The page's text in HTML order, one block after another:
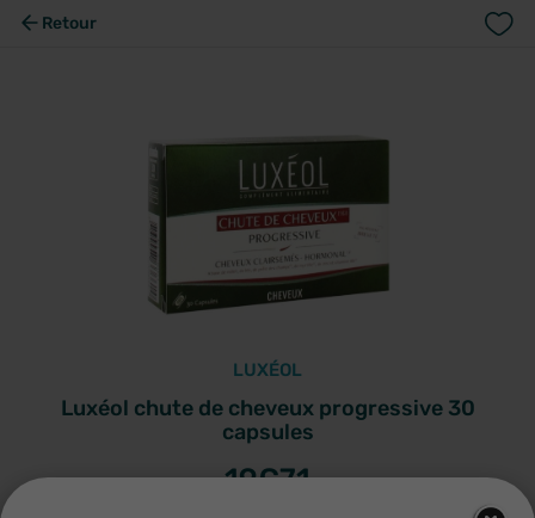
Retour
LUXÉOL
Luxéol chute de cheveux progressive 30
capsules
19€71